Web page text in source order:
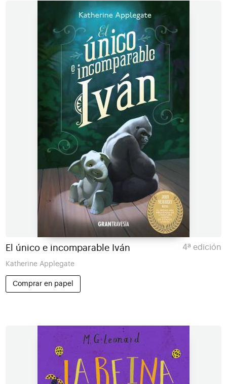
El único e incomparable Iván 4ª edición
Katherine Applegate
Comprar en papel